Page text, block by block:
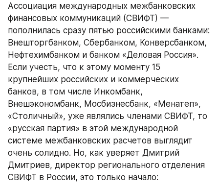
Ассоциация международных межбанковских
финансовых коммуникаций (СВИФТ) —
пополнилась сразу пятью российскими банками:
Внешторгбанком, Сбербанком, Конверсбанком,
Нефтехимбанком и банком «Деловая Россия».
Если учесть, что к этому моменту 15
крупнейших российских и коммерческих
банков, в том числе Инкомбанк,
Внешэкономбанк, Мосбизнесбанк, «Менатеп»,
«Столичный», уже являлись членами СВИФТ, то
«русская партия» в этой международной
системе межбанковских расчетов выглядит
очень солидно. Но, как уверяет Дмитрий
Дмитриев, директор регионального отделения
СВИФТ в России, это только начало: